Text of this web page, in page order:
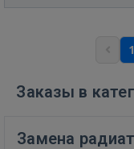
1
Заказы в
Замена